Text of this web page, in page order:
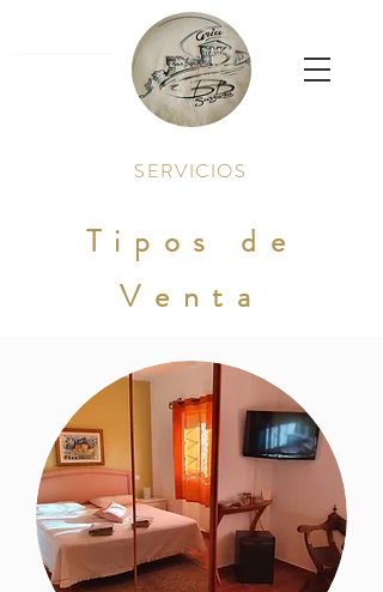
SERVICIOS
Tipos de
Venta